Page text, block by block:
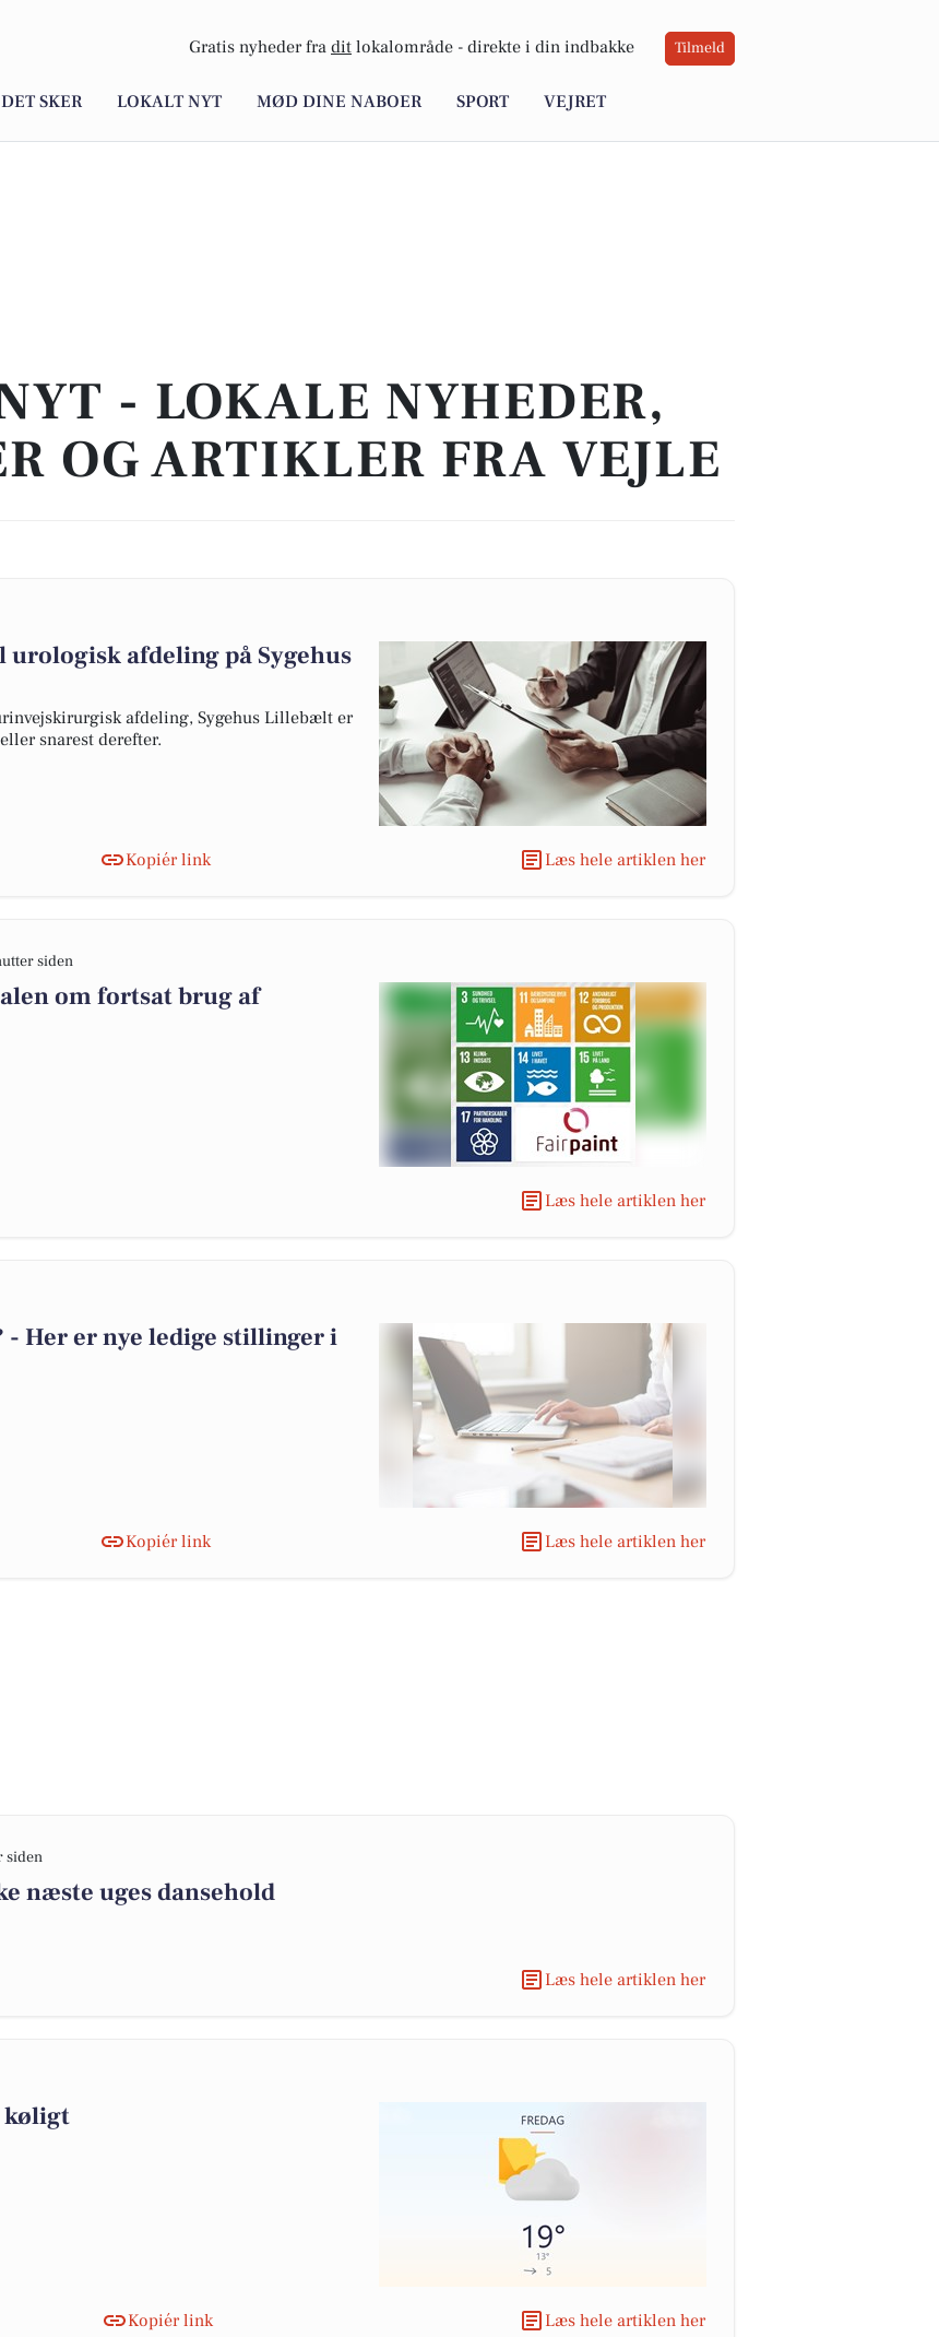
Gratis nyheder fra dit lokalområde - direkte i din indbakke Tilmeld
DET SKER LOKALT NYT MØD DINE NABOER SPORT VEJRET
- LOKALE NYHEDER,
OG ARTIKLER FRA VEJLE
urologisk afdeling på Sygehus
afdeling, Sygehus Lillebælt er
snarest derefter.
Kopiér link Læs hele artiklen her
siden
om fortsat brug af
Læs hele artiklen her
- Her er nye ledige stillinger i
Kopiér link Læs hele artiklen her
siden
næste uges dansehold
Læs hele artiklen her
køligt
Kopiér link Læs hele artiklen her